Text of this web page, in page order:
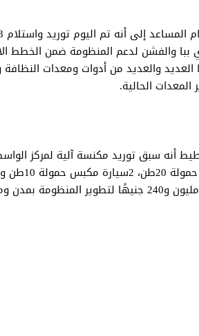
ببا والفشن لدعم المنظومة ضمن الخطط
والعديد من أدوات ومعدات
الحالية.
و4سيارات